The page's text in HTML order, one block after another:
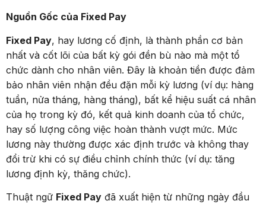
Nguồn Gốc của Fixed Pay
Fixed Pay, hay lương cố định, là thành phần cơ bản
nhất và cốt lõi của bất kỳ gói đền bù nào mà một tổ
chức dành cho nhân viên. Đây là khoản tiền được đảm
bảo nhân viên nhận đều đặn mỗi kỳ lương (ví dụ: hàng
tuần, nửa tháng, hàng tháng), bất kể hiệu suất cá nhân
của họ trong kỳ đó, kết quả kinh doanh của tổ chức,
hay số lượng công việc hoàn thành vượt mức. Mức
lương này thường được xác định trước và không thay
đổi trừ khi có sự điều chỉnh chính thức (ví dụ: tăng
lương định kỳ, thăng chức).
Thuật ngữ Fixed Pay đã xuất hiện từ những ngày đầu